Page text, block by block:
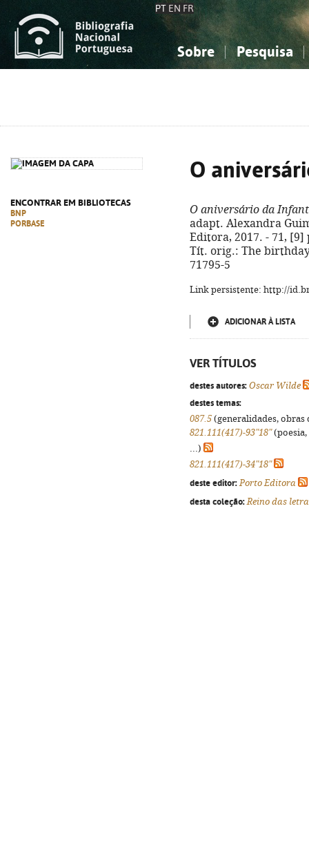
PT EN FR
Sobre Pesquisa
ENCONTRAR EM BIBLIOTECAS
BNP
PORBASE
O
O aniversário da
adapt. Alexandra
Editora, 2017. - 71, [9]
Tít. orig.: The
71795-5
Link persistente: http://
ADICIONAR À LISTA
VER TÍTULOS
destes autores: Oscar Wilde
destes temas:
087.5 (generalidades,
821.111(417)-93"18"(poesia,
...)
821.111(417)-34"18"
deste editor: Porto Editora
desta coleção: Reino das